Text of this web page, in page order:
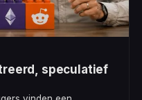
speculatief